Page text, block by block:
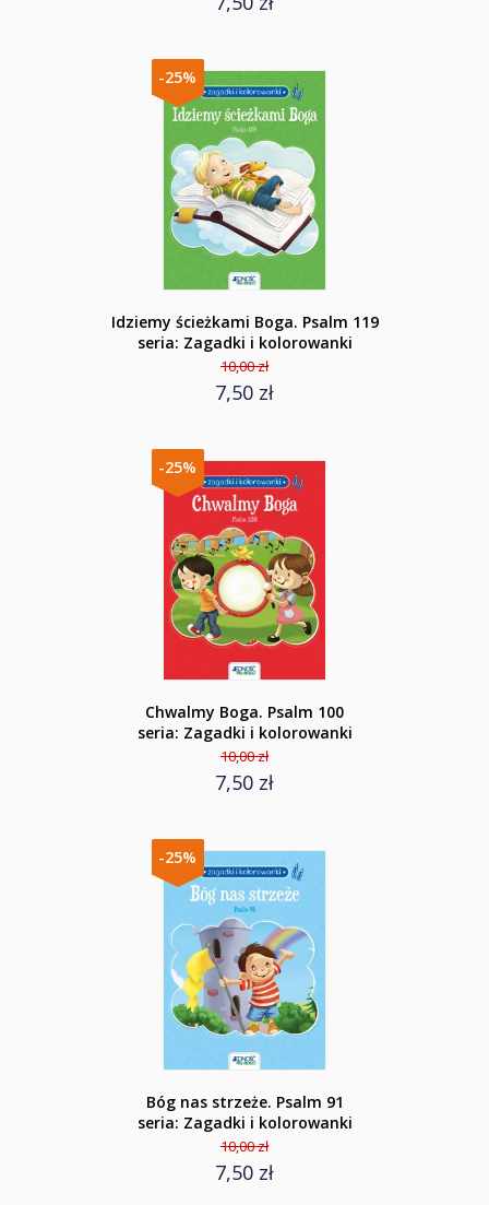
-25%
Idziemy ścieżkami Boga. Psalm 119
seria: Zagadki i kolorowanki
10,00 zł
7,50 zł
-25%
Chwalmy Boga. Psalm 100
seria: Zagadki i kolorowanki
10,00 zł
7,50 zł
-25%
Bóg nas strzeże. Psalm 91
seria: Zagadki i kolorowanki
10,00 zł
7,50 zł